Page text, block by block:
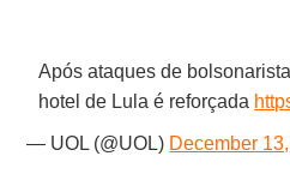
Após ataques de
hotel de Lula é reforçada
— UOL (@UOL) December